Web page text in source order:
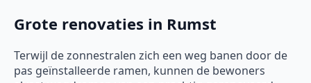
Grote renovaties in Rumst
Terwijl de zonnestralen zich een weg banen door de
pas geïnstalleerde ramen, kunnen de bewoners